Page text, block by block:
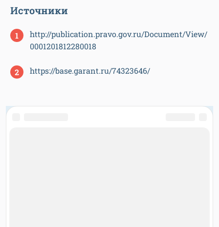
Источники
http://publication.pravo.gov.ru/Document/View/
0001201812280018
https://base.garant.ru/74323646/